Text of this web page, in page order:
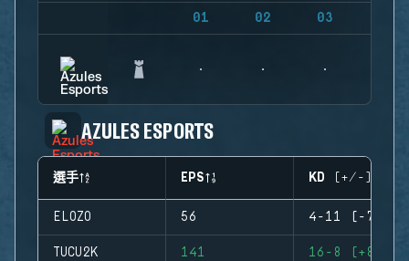
01 02 03
AZULES ESPORTS
選手 EPS KD (+/-)
ELOZO 56 4-11 (-7)
TUCU2K 141 16-8 (+8)